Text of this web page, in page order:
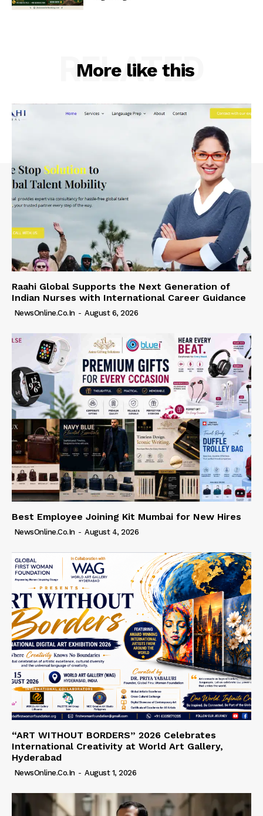
More like this
RELATED
Raahi Global Supports the Next Generation of
Indian Nurses with International Career Guidance
NewsOnline.co.in - August 6, 2026
Best Employee Joining Kit Mumbai for New Hires
NewsOnline.co.in - August 4, 2026
“ART WITHOUT BORDERS” 2026 Celebrates
International Creativity at World Art Gallery,
Hyderabad
NewsOnline.co.in - August 1, 2026